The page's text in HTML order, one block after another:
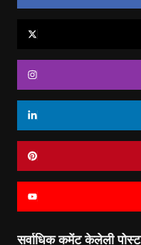
सर्वाधिक कमेंट केलेली पोस्ट